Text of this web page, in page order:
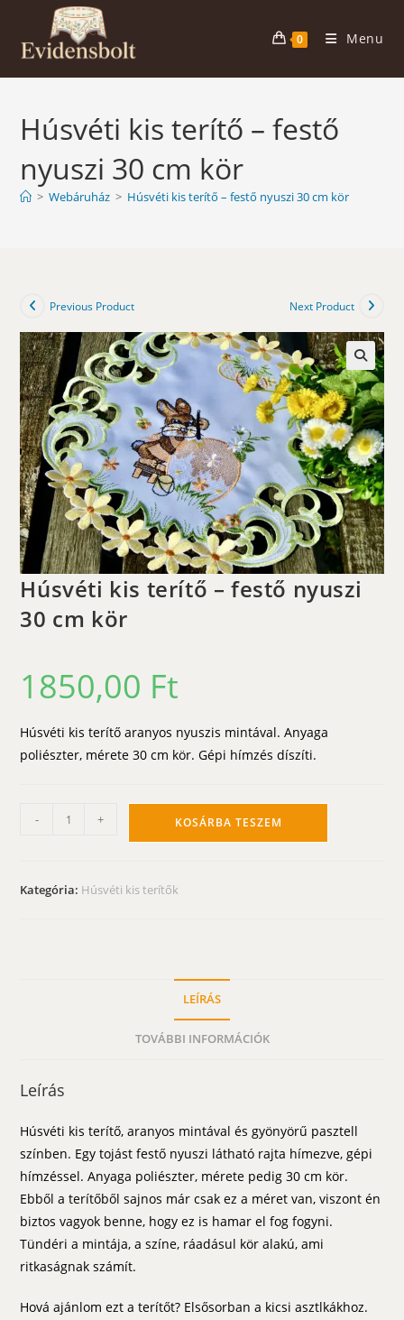
content
0 Menu
Húsvéti kis terítő – festő
nyuszi 30 cm kör
> Webáruház > Húsvéti kis terítő – festő nyuszi 30 cm kör
Previous Product Next Product
🔍
Húsvéti kis terítő – festő nyuszi
30 cm kör
1850,00 Ft
Húsvéti kis terítő aranyos nyuszis mintával. Anyaga
poliészter, mérete 30 cm kör. Gépi hímzés díszíti.
- + KOSÁRBA TESZEM
Kategória: Húsvéti kis terítők
LEÍRÁS
TOVÁBBI INFORMÁCIÓK
Leírás
Húsvéti kis terítő, aranyos mintával és gyönyörű pasztell
színben. Egy tojást festő nyuszi látható rajta hímezve, gépi
hímzéssel. Anyaga poliészter, mérete pedig 30 cm kör.
Ebből a terítőből sajnos már csak ez a méret van, viszont én
biztos vagyok benne, hogy ez is hamar el fog fogyni.
Tündéri a mintája, a színe, ráadásul kör alakú, ami
ritkaságnak számít.
Hová ajánlom ezt a terítőt? Elsősorban a kicsi asztlkákhoz.